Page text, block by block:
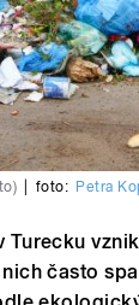
foto: Petra
Turecku
často